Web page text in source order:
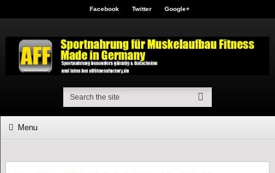
Facebook Twitter Google+
Menu